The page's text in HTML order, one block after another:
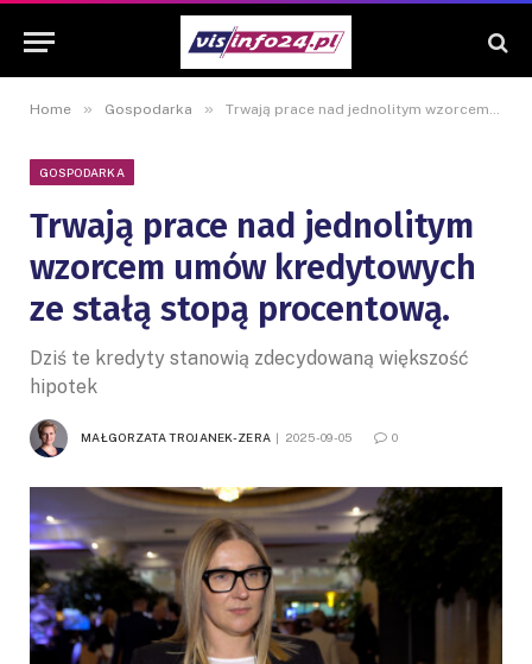
Home » Gospodarka » Trwają prace nad jednolitym wzorcem umów kredytowych ze stałą stopą procentową.
GOSPODARKA
Trwają prace nad jednolitym
wzorcem umów kredytowych
ze stałą stopą procentową.
Dziś te kredyty stanowią zdecydowaną większość
hipotek
MAŁGORZATA TROJANEK-ZERA 2025-09-05 0